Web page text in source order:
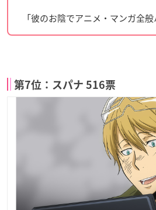
「彼のお陰でアニメ・マンガ全
第7位：スパナ 516票